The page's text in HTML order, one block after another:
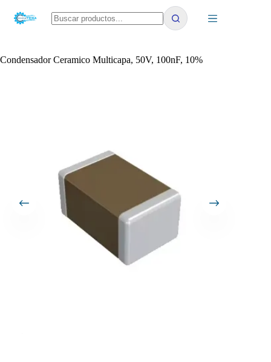
contenido
Condensador Ceramico Multicapa, 50V, 100nF, 10%